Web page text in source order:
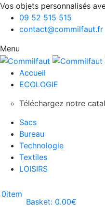
Vos objets personnalisés
09 52 515 515
contact@commilfaut.fr
Menu
Accueil
ECOLOGIE
Téléchargez notre
Sacs
Bureau
Technologie
Textiles
LOISIRS
0item
Basket: 0.00€